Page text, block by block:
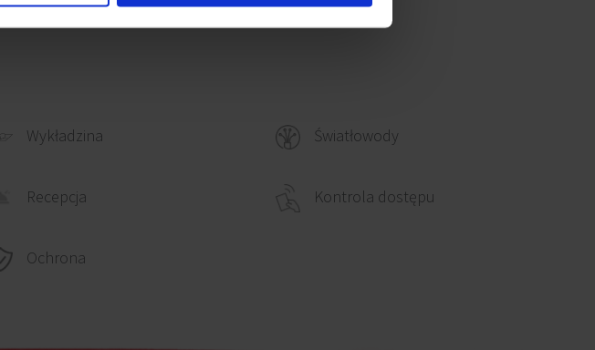
Wykładzina
Recepcja
Ochrona
Światłowody
Kontrola dostępu